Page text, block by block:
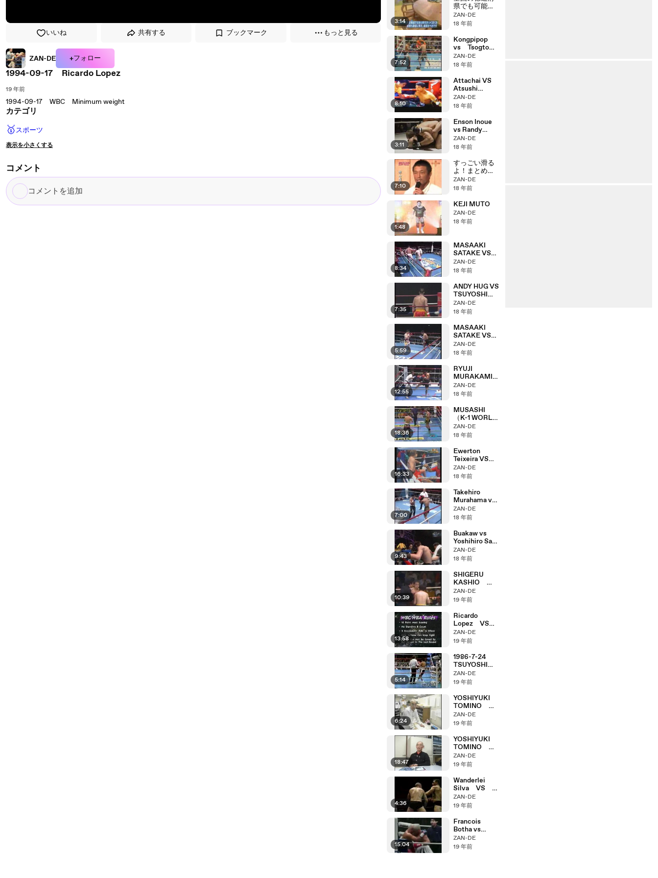
いいね 共有する ブックマーク もっと見る
ZAN-DE +フォロー
1994-09-17 Ricardo Lopez
19 年前
1994-09-17 WBC Minimum weight
カテゴリ
🥇スポーツ
表示を小さくする
コメント
コ
メ
3:14
県でも可能な
はずだ。同和
対策予算をゼ
がいた。
ZAN-DE
18 年前
7:52
Kongpipop
vs Tsogto
Amara 2-2
ZAN-DE
18 年前
8:10
Attachai VS
Atsushi
Suzuki
ZAN-DE
18 年前
3:11
Enson Inoue
vs Randy
Couture
ZAN-DE
18 年前
7:10
すっごい滑る
よ！まとめ動
画（秋山vs桜
庭）
ZAN-DE
18 年前
1:48
KEJI MUTO
ZAN-DE
18 年前
8:34
MASAAKI
SATAKE VS
KIMO
ZAN-DE
18 年前
7:35
ANDY HUG VS
TSUYOSHI
NAKASAKO
ZAN-DE
18 年前
5:59
MASAAKI
SATAKE VS
MASASHI
SUZUKI
ZAN-DE
18 年前
12:55
RYUJI
MURAKAMI
VS HIROKI
KUROSAWA
ZAN-DE
18 年前
18:36
MUSASHI
（K-1 WORLD
GP 2003 in
MELBOURNE
ZAN-DE
18 年前
16:33
Ewerton
Teixeira VS
Tsuyoshi
Nakasako
ZAN-DE
18 年前
7:00
Takehiro
Murahama vs
Kensaku
Maeda
ZAN-DE
18 年前
9:43
Buakaw vs
Yoshihiro Sato
II（2-2）
ZAN-DE
18 年前
10:39
SHIGERU
KASHIO
VS KOJIRO
SASAKI
ZAN-DE
19 年前
13:58
Ricardo
Lopez VS
Rosendo
Alvarez
ZAN-DE
19 年前
5:14
1986-7-24
TSUYOSHI
HAMADA
ZAN-DE
19 年前
6:24
YOSHIYUKI
TOMINO
「ANIMATION
technique」
ZAN-DE
19 年前
18:47
YOSHIYUKI
TOMINO
「A.C.E.2」
ZAN-DE
19 年前
4:36
Wanderlei
Silva VS
Dilson Filho
ZAN-DE
19 年前
15:04
Francois
Botha vs
Yusuke
Fujimoto
ZAN-DE
19 年前